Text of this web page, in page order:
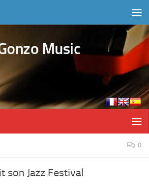
Music
0
son Jazz Festival